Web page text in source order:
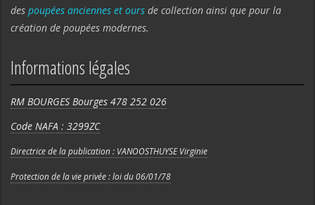
des poupées anciennes et ours de collection ainsi que pour la
création de poupées modernes.
Informations légales
RM BOURGES Bourges 478 252 026
Code NAFA : 3299ZC
Directrice de la publication : VANOOSTHUYSE Virginie
Protection de la vie privée : loi du 06/01/78